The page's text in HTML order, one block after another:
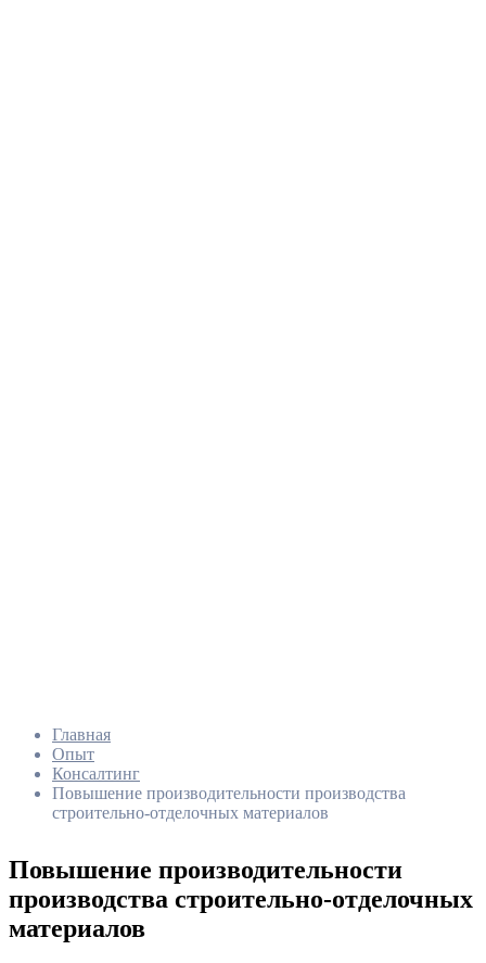
Главная
Опыт
Консалтинг
Повышение производительности производства
строительно-отделочных материалов
Повышение производительности
производства строительно-отделочных
материалов